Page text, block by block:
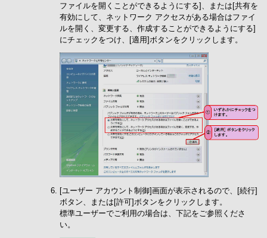
ファイルを開くことができるようにする]、または[共有を
有効にして、ネットワーク アクセスがある場合はファイ
ルを開く、変更する、作成することができるようにする]
にチェックをつけ、[適用]ボタンをクリックします。
[ユーザー アカウント制御]画面が表示されるので、[続行]
ボタン、または[許可]ボタンをクリックします。
標準ユーザーでご利用の場合は、下記をご参照くださ
い。